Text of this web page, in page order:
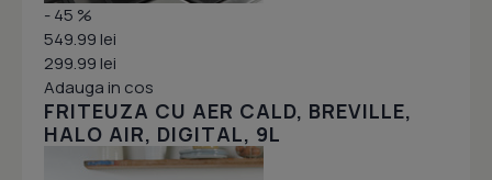
- 45 %
549.99 lei
299.99 lei
Adauga in cos
FRITEUZA CU AER CALD, BREVILLE,
HALO AIR, DIGITAL, 9L